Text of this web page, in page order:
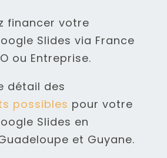
financer votre
Slides via France
ou Entreprise.
détail des
possibles pour votre
Slides en
et Guyane.